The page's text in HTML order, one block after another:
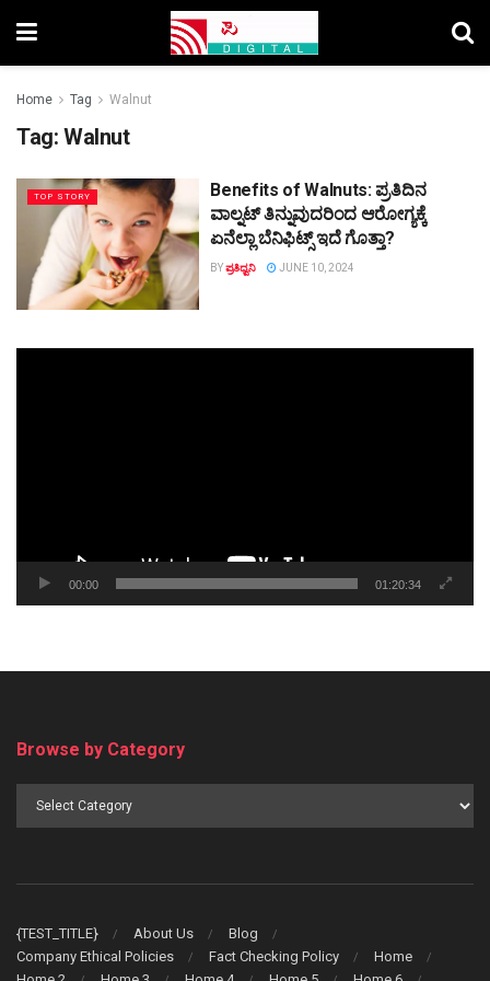
Home Tag Walnut
Tag: Walnut
TOP STORY
Benefits of Walnuts: ಪ್ರತಿದಿನ
ವಾಲ್ನಟ್ ತಿನ್ನುವುದರಿಂದ ಆರೋಗ್ಯಕ್ಕೆ
ಏನೆಲ್ಲಾ ಬೆನಿಫಿಟ್ಸ್ ಇದೆ ಗೊತ್ತಾ?
BYಪ್ರತಿಧ್ವನಿ JUNE 10, 2024
00:00 01:20:34
Browse by Category
{TEST_TITLE} About Us
Blog
Company Ethical Policies
Fact Checking Policy
Home